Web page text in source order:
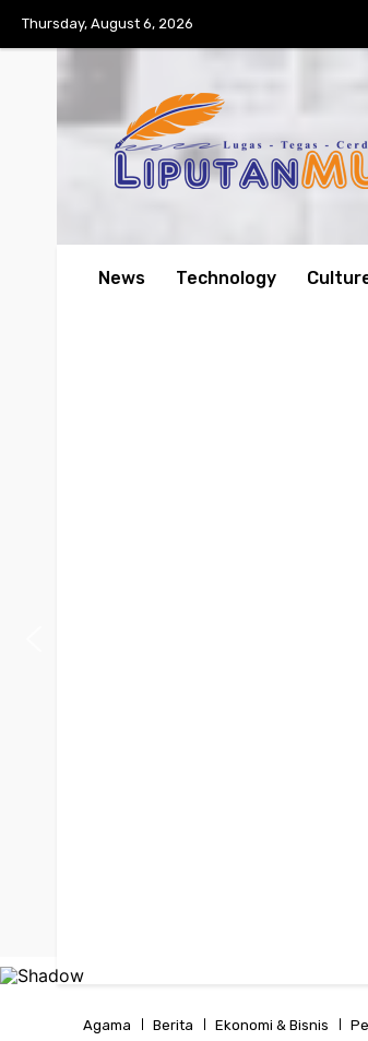
Thursday, August 6, 2026
News Technology
Agama Berita Ekonomi & Bisnis